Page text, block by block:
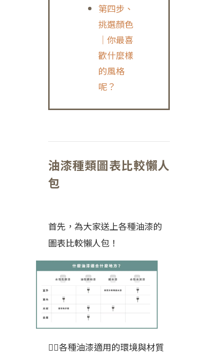
第四步、
挑選顏色
｜你最喜
歡什麼樣
的風格
呢？
油漆種類圖表比較懶人
包
首先，為大家送上各種油漆的
圖表比較懶人包！
👆🏻各種油漆適用的環境與材質